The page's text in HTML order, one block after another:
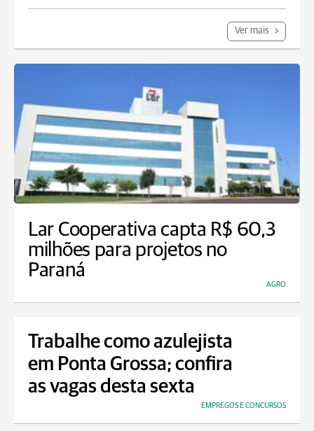
Ver mais
Lar Cooperativa capta R$ 60,3
milhões para projetos no
Paraná
AGRO
Trabalhe como azulejista
em Ponta Grossa; confira
as vagas desta sexta
EMPREGOS E CONCURSOS